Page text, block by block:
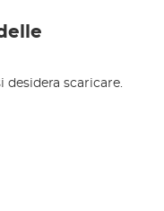
desidera scaricare.